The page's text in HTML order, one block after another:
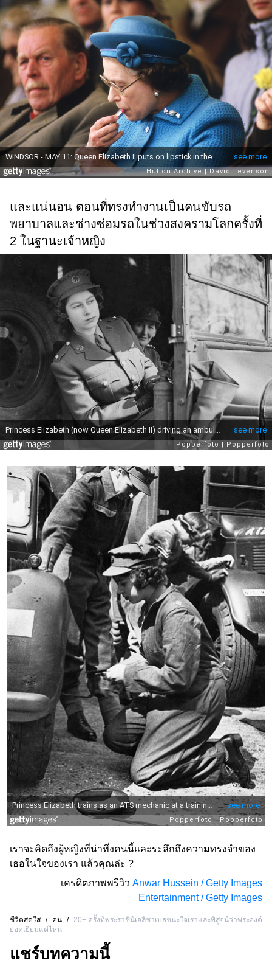
และแน่นอน ตอนที่ทรงทำงานเป็นคนขับรถ
พยาบาลและช่างซ่อมรถในช่วงสงครามโลกครั้งที่
2 ในฐานะเจ้าหญิง
เราจะคิดถึงผู้หญิงที่น่าทึ่งคนนี้และระลึกถึงความทรงจำของ
เธอในใจของเรา แล้วคุณล่ะ ?
เครดิตภาพพรีวิว Anwar Hussein / Getty Images
Entertainment / Getty Images
ชีวิตสดใส / คน / 20+ ครั้งที่พระราชินีเอลิซาเบธชนะใจเราและพิสูจน์ว่าพระองค์
ยอดเยี่ยมแค่ไหน
แชร์บทความนี้